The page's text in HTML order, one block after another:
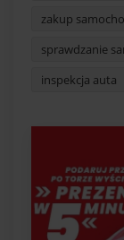
zakup
sprawdzanie
inspekcja auta